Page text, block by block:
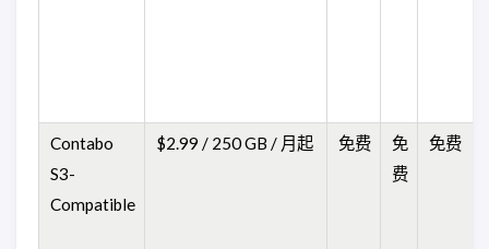
Contabo
S3-
Compatible
$2.99 / 250 GB / 月起 免费
免
费
免费